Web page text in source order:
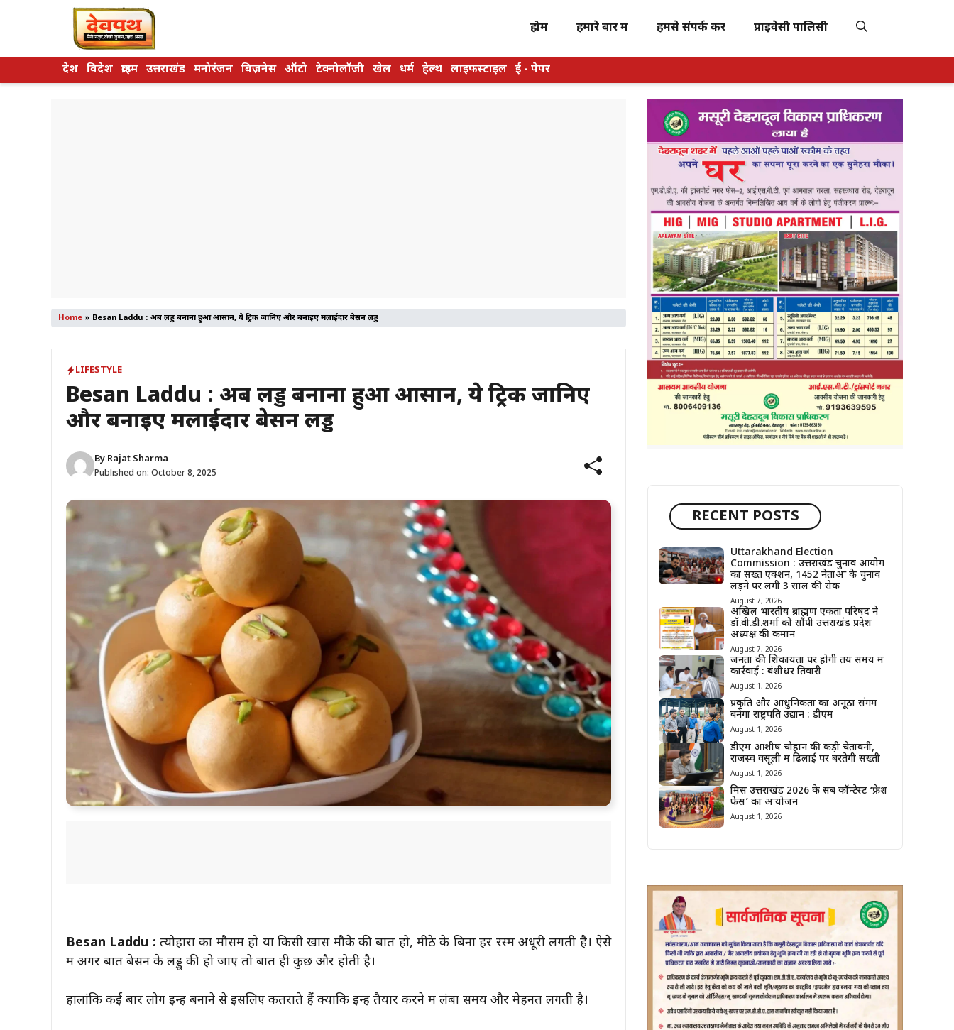
होम हमारे बारें में हमसे संपर्क करें प्राइवेसी पालिसी
देश विदेश क्राइम उत्तराखंड मनोरंजन बिज़नेस ऑटो टेक्नोलॉजी खेल धर्म हेल्थ लाइफस्टाइल ई - पेपर
Home » Besan Laddu : अब लड्डू बनाना हुआ आसान, ये ट्रिक जानिए और बनाइए मलाईदार बेसन लड्डू
LIFESTYLE
Besan Laddu : अब लड्डू बनाना हुआ आसान, ये ट्रिक जानिए
और बनाइए मलाईदार बेसन लड्डू
By Rajat Sharma
Published on: October 8, 2025
Besan Laddu :त्योहारों का मौसम हो या किसी खास मौके की बात हो, मीठे के बिना हर रस्म अधूरी लगती है। ऐसे
में अगर बात बेसन के लड्डू की हो जाए तो बात ही कुछ और होती है।
हालांकि कई बार लोग इन्हें बनाने से इसलिए कतराते हैं क्योंकि इन्हें तैयार करने में लंबा समय और मेहनत लगती है।
RECENT POSTS
Uttarakhand Election
Commission : उत्तराखंड चुनाव आयोग
का सख्त एक्शन, 1452 नेताओं के चुनाव
लड़ने पर लगी 3 साल की रोक
August 7, 2026
अखिल भारतीय ब्राह्मण एकता परिषद ने
डॉ.वी.डी.शर्मा को सौंपी उत्तराखंड प्रदेश
अध्यक्ष की कमान
August 7, 2026
जनता की शिकायतों पर होगी तय समय में
कार्रवाई : बंशीधर तिवारी
August 1, 2026
प्रकृति और आधुनिकता का अनूठा संगम
बनेगा राष्ट्रपति उद्यान : डीएम
August 1, 2026
डीएम आशीष चौहान की कड़ी चेतावनी,
राजस्व वसूली में ढिलाई पर बरतेगी सख्ती
August 1, 2026
मिस उत्तराखंड 2026 के सब कॉन्टेस्ट ‘फ्रेश
फेस’ का आयोजन
August 1, 2026